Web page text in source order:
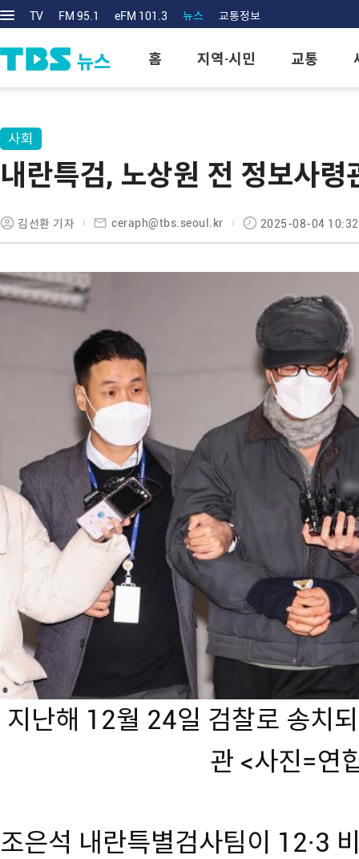
TV FM 95.1 eFM 101.3 뉴스 교통정보
홈 지역·시민 교통
사회
내란특검, 노상원 전 정보사
김선환 기자 ceraph@tbs.seoul.kr 2025-08-04 10:32
지난해 12월 24일 검찰로 송치
관 <사진=연
조은석 내란특별검사팀이 12·3